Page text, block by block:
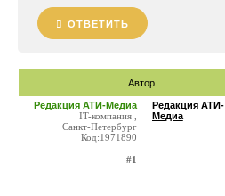
ОТВЕТИТЬ
Автор
Редакция АТИ-Медиа
IT-компания ,
Санкт-Петербург
Код:1971890
#1
Редакция АТИ-
Медиа